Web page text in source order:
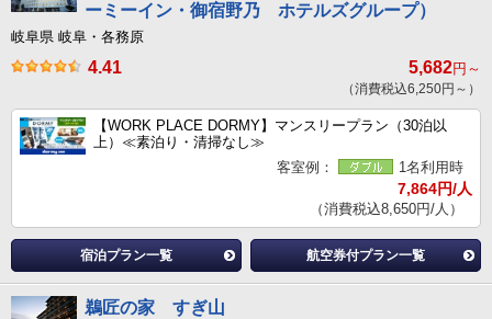
ーミーイン・御宿野乃 ホテルズグループ）
岐阜県 岐阜・各務原
4.41 5,682円～
（消費税込6,250円～）
【WORK PLACE DORMY】マンスリープラン（30泊以
上）≪素泊り・清掃なし≫
客室例：
1名利用時
7,864円/人
（消費税込8,650円/人）
宿泊プラン一覧 航空券付プラン一覧
鵜匠の家 すぎ山